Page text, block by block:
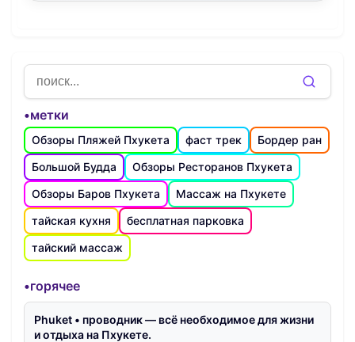
•метки
Обзоры Пляжей Пхукета фаст трек
Бордер ран
Большой Будда
Обзоры Ресторанов Пхукета
Обзоры Баров Пхукета
Массаж на Пхукете
тайская кухня
бесплатная парковка
тайский массаж
•горячее
Phuket • проводник — всё необходимое для жизни
и отдыха на Пхукете.